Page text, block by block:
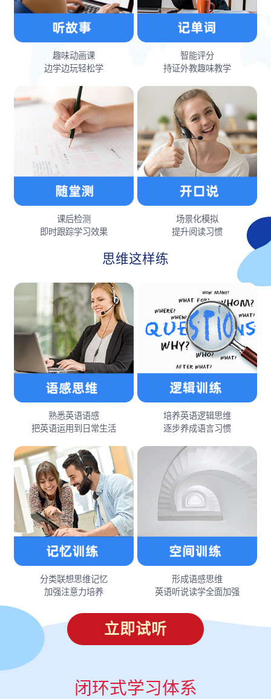
趣味动画课
边学边玩轻松学
智能评分
持证外教趣味教学
课后检测
即时跟踪学习效果
场景化模拟
提升阅读习惯
思维这样练
熟悉英语语感
把英语运用到日常生活
培养英语逻辑思维
逐步养成语言习惯
分类联想思维记忆
加强注意力培养
形成语感思维
英语听说读学全面加强
立即试听
闭环式学习体系